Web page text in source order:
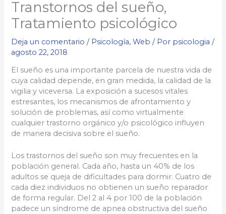
Transtornos del sueño,
Tratamiento psicológico
Deja un comentario / Psicología,Web / Por psicologia/
agosto 22, 2018
El sueño es una importante parcela de nuestra vida de
cuya calidad depende, en gran medida, la calidad de la
vigilia y viceversa. La exposición a sucesos vitales
estresantes, los mecanismos de afrontamiento y
solución de problemas, así como virtualmente
cualquier trastorno orgánico y/o psicológico influyen
de manera decisiva sobre el sueño.
Los trastornos del sueño son muy frecuentes en la
población general. Cada año, hasta un 40% de los
adultos se queja de dificultades para dormir. Cuatro de
cada diez individuos no obtienen un sueño reparador
de forma regular. Del 2 al 4 por 100 de la población
padece un síndrome de apnea obstructiva del sueño